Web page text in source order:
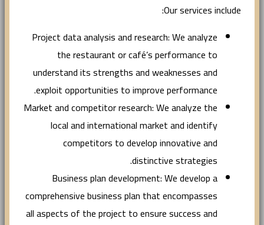
Our services include:
Project data analysis and research: We analyze
the restaurant or café’s performance to
understand its strengths and weaknesses and
exploit opportunities to improve performance.
Market and competitor research: We analyze the
local and international market and identify
competitors to develop innovative and
distinctive strategies.
Business plan development: We develop a
comprehensive business plan that encompasses
all aspects of the project to ensure success and